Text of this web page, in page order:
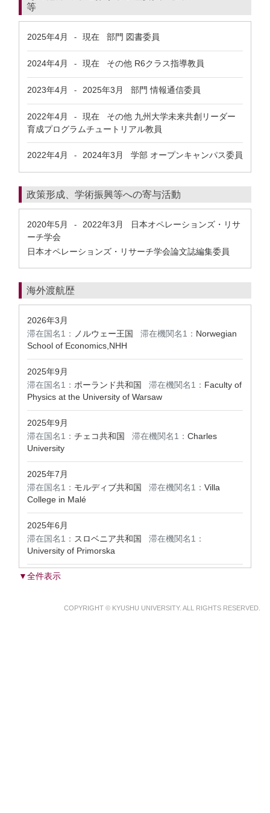
等
2025年4月 - 現在 部門 図書委員
2024年4月 - 現在 その他 R6クラス指導教員
2023年4月 - 2025年3月 部門 情報通信委員
2022年4月 - 現在 その他 九州大学未来共創リーダー
育成プログラムチュートリアル教員
2022年4月 - 2024年3月 学部 オープンキャンパス委員
政策形成、学術振興等への寄与活動
2020年5月 - 2022年3月
日本オペレーションズ・リサ
ーチ学会
日本オペレーションズ・リサーチ学会論文誌編集委員
海外渡航歴
2026年3月
滞在国名1：
ノルウェー王国 滞在機関名1： Norwegian
School of Economics,NHH
2025年9月
滞在国名1： ポーランド共和国 滞在機関名1： Faculty of
Physics at the University of Warsaw
2025年9月
滞在国名1： チェコ共和国 滞在機関名1： Charles
University
2025年7月
滞在国名1： モルディブ共和国 滞在機関名1： Villa
College in Malé
2025年6月
滞在国名1： スロベニア共和国 滞在機関名1：
University of Primorska
▼全件表示
COPYRIGHT © KYUSHU UNIVERSITY. ALL RIGHTS RESERVED.